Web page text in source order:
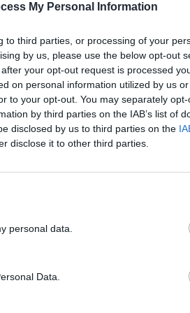
My Personal Information
to third parties, or processing of your
by us, please use the below opt-out
your opt-out request is processed
on personal information utilized by us
to your opt-out. You may separately
by third parties on the IAB’s list of
disclosed by us to third parties on the
disclose it to other third parties.
personal data.
Data.
încasări de 90.000
se pariază sume
de lei pariați se pot
și 150 de leipe
câștiga de 75 de